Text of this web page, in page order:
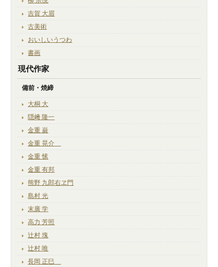
吉賀 大眉
古美術
おいしいうつわ
書画
現代作家
備前・焼締
大桐 大
隠﨑 隆一
金重 巌
金重 晃介
金重 愫
金重 有邦
熊野 九郎右ヱ門
島村 光
末廣 学
高力 芳照
辻村 塊
辻村 唯
長岡 正巳